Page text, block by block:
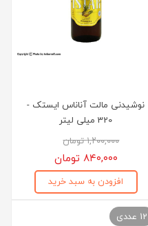
نوشیدنی مالت آناناس ایستک -
320 میلی لیتر
۱,۲۰۰,۰۰۰ تومان
۸۴۰,۰۰۰ تومان
افزودن به سبد خرید
12 عددی